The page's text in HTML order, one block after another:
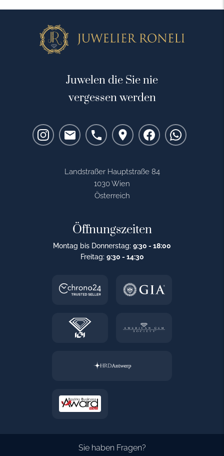
Juwelen die Sie nie
vergessen werden
Landstraßer Hauptstraße 84
1030 Wien
Österreich
Öffnungszeiten
Montag bis Donnerstag: 9:30 - 18:00
Freitag: 9:30 - 14:30
Sie haben Fragen?